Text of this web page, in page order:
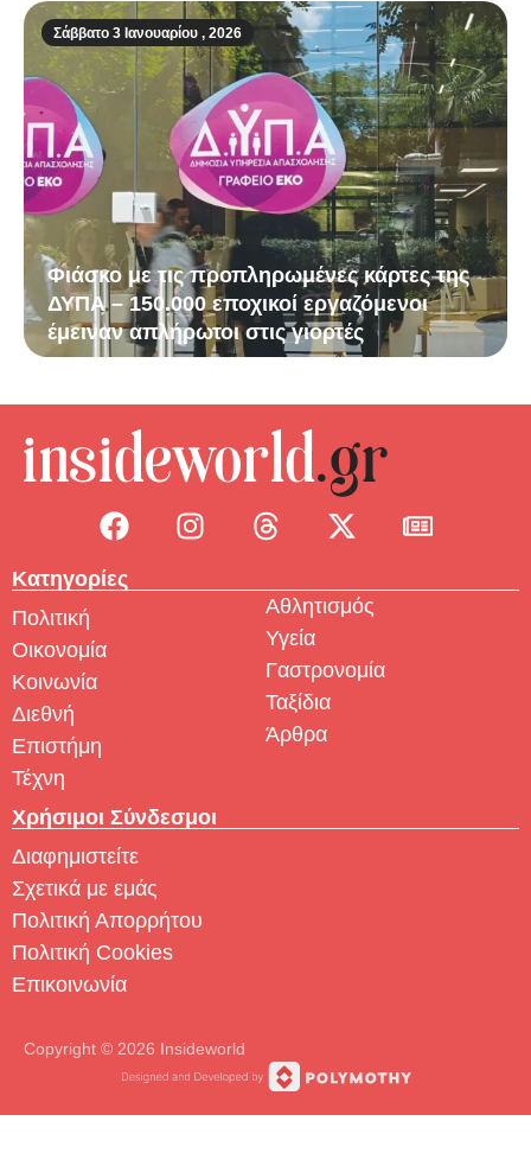
Σάββατο 3 Ιανουαρίου , 2026
Φιάσκο με τις προπληρωμένες κάρτες της
ΔΥΠΑ – 150.000 εποχικοί εργαζόμενοι
έμειναν απλήρωτοι στις γιορτές
Κατηγορίες
Πολιτική
Οικονομία
Κοινωνία
Διεθνή
Επιστήμη
Τέχνη
Αθλητισμός
Υγεία
Γαστρονομία
Ταξίδια
Άρθρα
Χρήσιμοι Σύνδεσμοι
Διαφημιστείτε
Σχετικά με εμάς
Πολιτική Απορρήτου
Πολιτική Cookies
Επικοινωνία
Copyright © 2026 Insideworld